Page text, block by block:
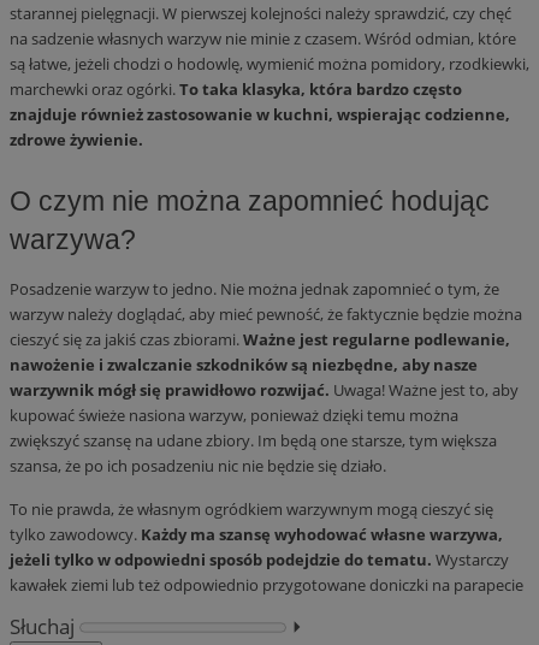
starannej pielęgnacji. W pierwszej kolejności należy sprawdzić, czy chęć
na sadzenie własnych warzyw nie minie z czasem. Wśród odmian, które
są łatwe, jeżeli chodzi o hodowlę, wymienić można pomidory, rzodkiewki,
marchewki oraz ogórki. To taka klasyka, która bardzo często
znajduje również zastosowanie w kuchni, wspierając codzienne,
zdrowe żywienie.
O czym nie można zapomnieć hodując
warzywa?
Posadzenie warzyw to jedno. Nie można jednak zapomnieć o tym, że
warzyw należy doglądać, aby mieć pewność, że faktycznie będzie można
cieszyć się za jakiś czas zbiorami. Ważne jest regularne podlewanie,
nawożenie i zwalczanie szkodników są niezbędne, aby nasze
warzywnik mógł się prawidłowo rozwijać. Uwaga! Ważne jest to, aby
kupować świeże nasiona warzyw, ponieważ dzięki temu można
zwiększyć szansę na udane zbiory. Im będą one starsze, tym większa
szansa, że po ich posadzeniu nic nie będzie się działo.
To nie prawda, że własnym ogródkiem warzywnym mogą cieszyć się
tylko zawodowcy. Każdy ma szansę wyhodować własne warzywa,
jeżeli tylko w odpowiedni sposób podejdzie do tematu. Wystarczy
kawałek ziemi lub też odpowiednio przygotowane doniczki na parapecie
Słuchaj ⏵︎